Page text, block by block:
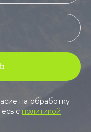
на обработку
c политикой